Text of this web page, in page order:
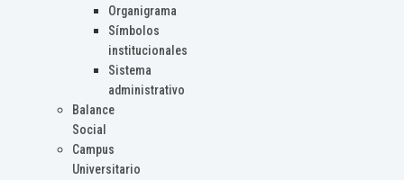
Organigrama
Símbolos
institucionales
Sistema
administrativo
Balance
Social
Campus
Universitario